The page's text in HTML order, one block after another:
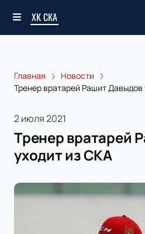
ХК СКА
Главная
Новости
Тренер вратарей Рашит Давыдов
2 июля 2021
Тренер вратарей
уходит из СКА